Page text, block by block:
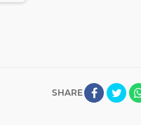
SHARE